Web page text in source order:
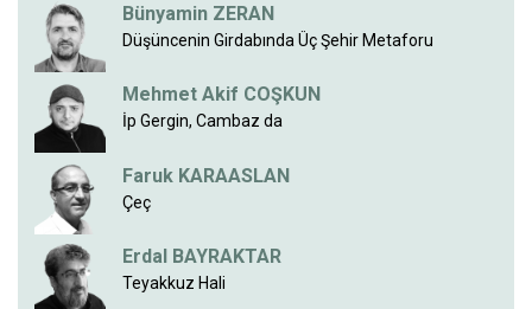
Bünyamin ZERAN
Düşüncenin Girdabında Üç Şehir Metaforu
Mehmet Akif COŞKUN
İp Gergin, Cambaz da
Faruk KARAASLAN
Çeç
Erdal BAYRAKTAR
Teyakkuz Hali